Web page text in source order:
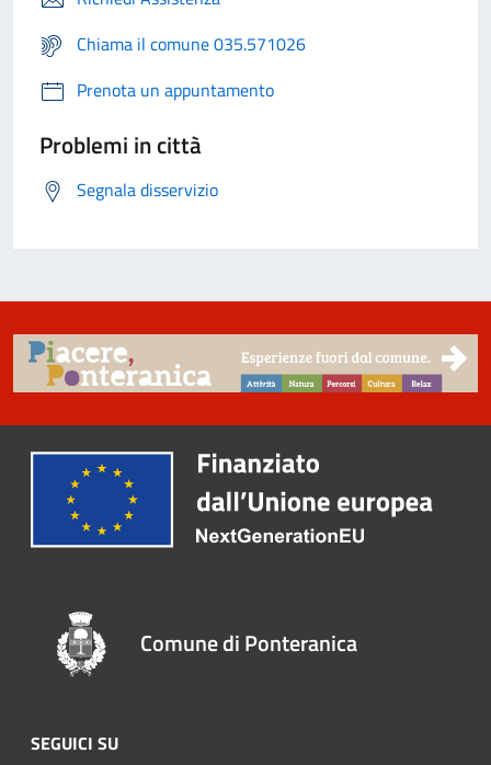
Chiama il comune 035.571026
Prenota un appuntamento
Problemi in città
Segnala disservizio
Comune di Ponteranica
SEGUICI SU